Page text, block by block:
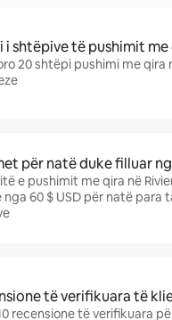
i shtëpive të pushimit me
20 shtëpi pushimi me qira
për natë duke filluar
e pushimit me qira në
nga 60 $ USD për natë para
të verifikuara të
recensione të verifikuara